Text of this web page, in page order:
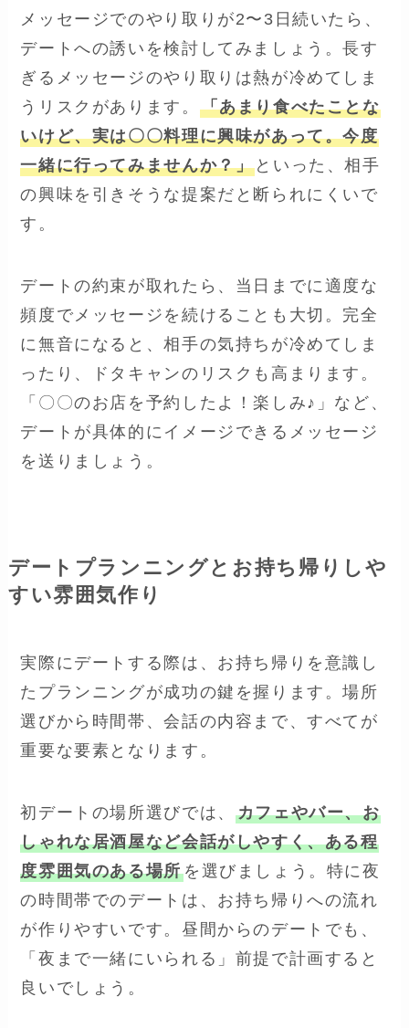
メッセージでのやり取りが2〜3日続いたら、
デートへの誘いを検討してみましょう。長す
ぎるメッセージのやり取りは熱が冷めてしま
うリスクがあります。 「あまり食べたことな
いけど、実は〇〇料理に興味があって。今度
一緒に行ってみませんか？」 といった、相手
の興味を引きそうな提案だと断られにくいで
す。
デートの約束が取れたら、当日までに適度な
頻度でメッセージを続けることも大切。完全
に無音になると、相手の気持ちが冷めてしま
ったり、ドタキャンのリスクも高まります。
「〇〇のお店を予約したよ！楽しみ♪」など、
デートが具体的にイメージできるメッセージ
を送りましょう。
デートプランニングとお持ち帰りしや
すい雰囲気作り
実際にデートする際は、お持ち帰りを意識し
たプランニングが成功の鍵を握ります。場所
選びから時間帯、会話の内容まで、すべてが
重要な要素となります。
初デートの場所選びでは、 カフェやバー、お
しゃれな居酒屋など会話がしやすく、ある程
度雰囲気のある場所を選びましょう。特に夜
の時間帯でのデートは、お持ち帰りへの流れ
が作りやすいです。昼間からのデートでも、
「夜まで一緒にいられる」前提で計画すると
良いでしょう。